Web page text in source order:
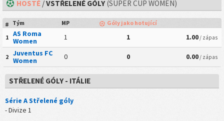
HOSTÉ /VSTŘELENÉ GÓLY(SUPER CUP WOMEN)
# Tým MP
Góly jako hotující
1 AS Roma
Women
1 1 1.00/ zápas
2 Juventus FC
Women
0 0 0.00/ zápas
STŘELENÉ GÓLY - ITÁLIE
Série A Střelené góly
- Divize 1